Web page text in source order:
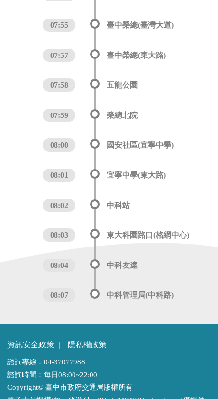
07:55 臺中榮總(臺灣大道)
07:57 臺中榮總(東大路)
07:58 五龍公園
07:59 榮總北院
08:00 國安社區(宜寧中學)
08:01 宜寧中學(東大路)
08:02 中科站
08:03 東大科園路口(格網中心)
08:04 中科友達
08:07 中科管理局(中科路)
資訊安全政策 隱私權政策
諮詢專線：04-37077988
諮詢時間：每日08:00~22:00
Copyright© 臺中市政府交通局版權所有